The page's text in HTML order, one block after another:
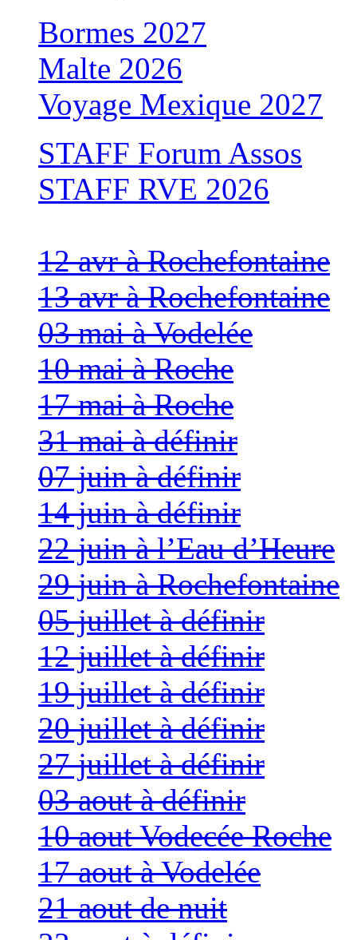
Bormes 2027
Malte 2026
Voyage Mexique 2027
STAFF Forum Assos
STAFF RVE 2026
12 avr à Rochefontaine
13 avr à Rochefontaine
03 mai à Vodelée
10 mai à Roche
17 mai à Roche
31 mai à définir
07 juin à définir
14 juin à définir
22 juin à l’Eau d’Heure
29 juin à Rochefontaine
05 juillet à définir
12 juillet à définir
19 juillet à définir
20 juillet à définir
27 juillet à définir
03 aout à définir
10 aout Vodecée Roche
17 aout à Vodelée
21 aout de nuit